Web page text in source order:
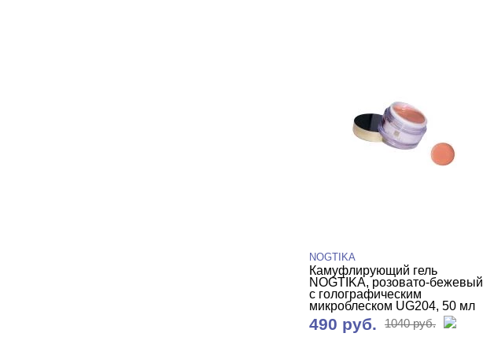
NOGTIKA
Камуфлирующий гель
NOGTIKA, розовато-бежевый
с голографическим
микроблеском UG204, 50 мл
490 руб. 1040 руб.